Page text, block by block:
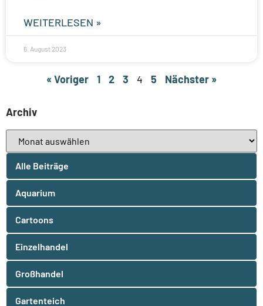
WEITERLESEN »
6. August 2023
« Voriger 1 2 3 4 5 Nächster »
Archiv
Alle Beiträge
Aquarium
Cartoons
Einzelhandel
Großhandel
Gartenteich